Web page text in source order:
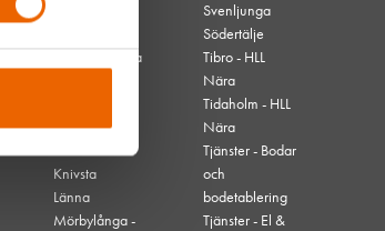
Hjo - HLL Nära
Kalmar
Karlskrona
Knivsta
Länna
Mörbylånga -
Svenljunga
Södertälje
Tibro - HLL
Nära
Tidaholm - HLL
Nära
Tjänster - Bodar
och
bodetablering
Tjänster - El &